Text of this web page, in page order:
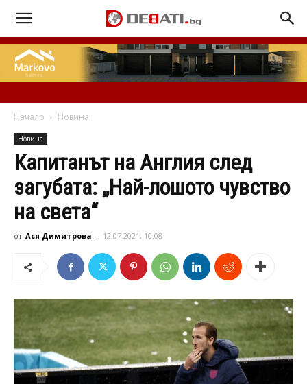
Начало Новина
Новина
Капитанът на Англия след
загубата: „Най-лошото чувство
на света“
от Ася Димитрова - 12.07.2021, 10:08